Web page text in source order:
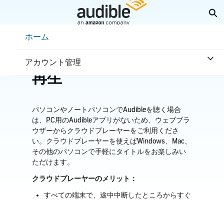
ホーム
アカウント管理
ホーム
ウェブブラウザーから
再生
パソコンやノートパソコンでAudibleを聴く場合
は、PC用のAudibleアプリがないため、ウェブブラ
ウザーからクラウドプレーヤーをご利用くださ
い。 クラウドプレーヤーを使えばWindows、 Mac、
その他のパソコンで手軽にタイトルをお楽しみい
ただけます。
クラウドプレーヤーのメリット：
すべての端末で、途中中断したところからすぐ